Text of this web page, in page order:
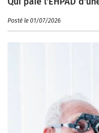
Posté le 01/07/2026